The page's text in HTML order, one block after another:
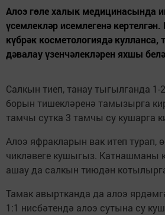
Алоэ гөле халык медицинасында
үсемлекләр исемлегенә
күбрәк косметологиядә кулланса,
дәвалау үзенчәлекләрен яхшы
Салкын тиеп, танау тыгылганда
борын тишекләренә тамызырга
тамчы сутка 3 тамчы су кушарга
Алоэ яфракларын вак итеп турап,
чикләвеге кушыгыз. Катнашманы
ашау да салкын тиюдән
Тамак авыртканда да алоэ
1:1 нисбәтендә алоэ сутына су